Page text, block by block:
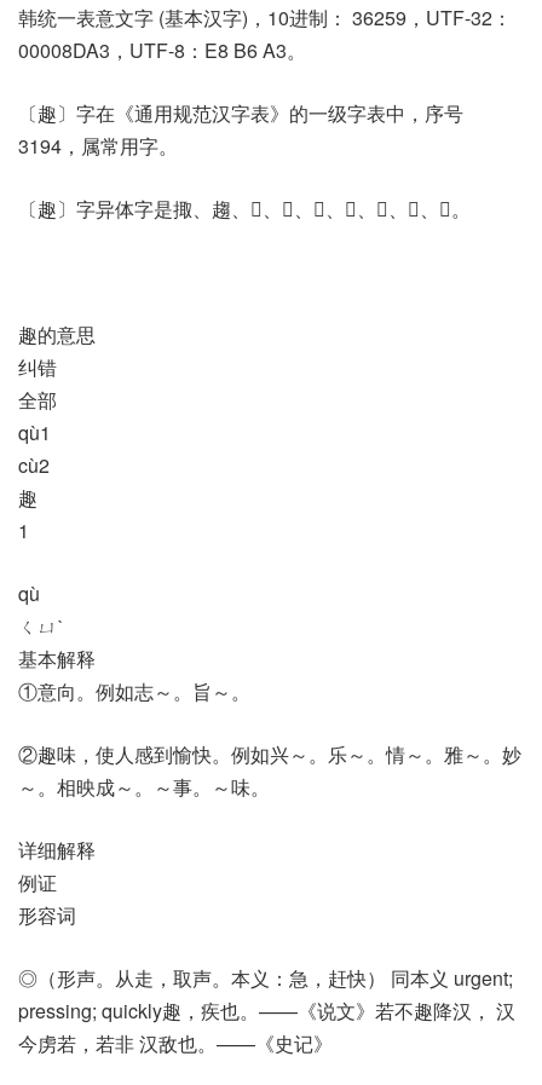
韩统一表意文字 (基本汉字)，10进制： 36259，UTF-32：
00008DA3，UTF-8：E8 B6 A3。
〔趣〕字在《通用规范汉字表》的一级字表中，序号
3194，属常用字。
〔趣〕字异体字是掫、趨、𠮋、𧺥、𧻃、𧻽、𧼈、𧼝、𧾉。
趣的意思
纠错
全部
qù1
cù2
趣
1
qù
ㄑㄩˋ
基本解释
①意向。例如志～。旨～。
②趣味，使人感到愉快。例如兴～。乐～。情～。雅～。妙
～。相映成～。～事。～味。
详细解释
例证
形容词
◎（形声。从走，取声。本义：急，赶快） 同本义 urgent;
pressing; quickly趣，疾也。——《说文》若不趣降汉， 汉
今虏若，若非 汉敌也。——《史记》